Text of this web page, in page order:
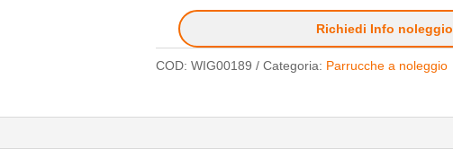
Richiedi Info noleggio
COD: WIG00189 Categoria: Parrucche a noleggio